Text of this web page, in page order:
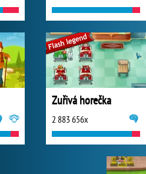
Zuřivá horečka
2 883 656x